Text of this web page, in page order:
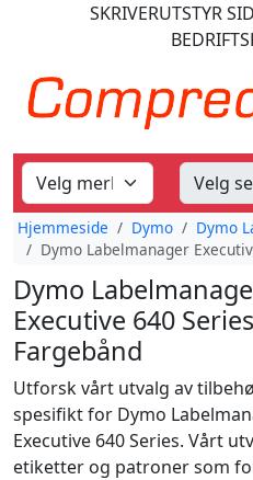
SKRIVERUTSTYR
Hjemmeside Dymo
Dymo
Dymo Labelmanager
Dymo
Executive 640 Series
Fargebånd
Utforsk vårt utvalg av
spesifikt for Dymo
Executive 640 Series. Vårt
etiketter og patroner som